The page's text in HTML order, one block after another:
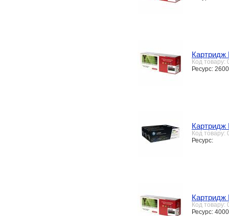
Картридж
Код товару:
Ресурс:
Картридж
Код товару:
Ресурс:
Картридж
Код товару:
Ресурс: